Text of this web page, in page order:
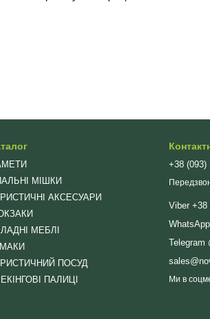
МІШКИ
АКСЕСУАРИ
МЕБЛІ
ПОСУД
ПАЛИЦІ
+38 (093)
Viber +38
Telegram
Ми в